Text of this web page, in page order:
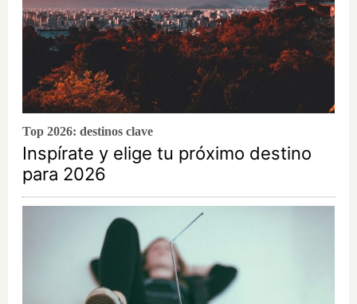
Top 2026: destinos clave
Inspírate y elige tu próximo destino
para 2026